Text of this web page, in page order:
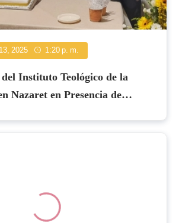
2025 1:20 p. m.
Instituto Teológico de la
Nazaret en Presencia de